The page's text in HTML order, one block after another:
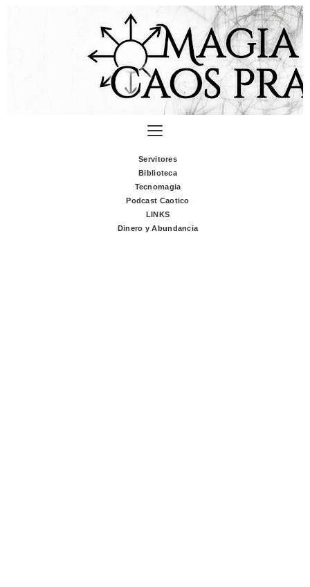
Servitores
Biblioteca
Tecnomagia
Podcast Caotico
LINKS
Dinero y Abundancia